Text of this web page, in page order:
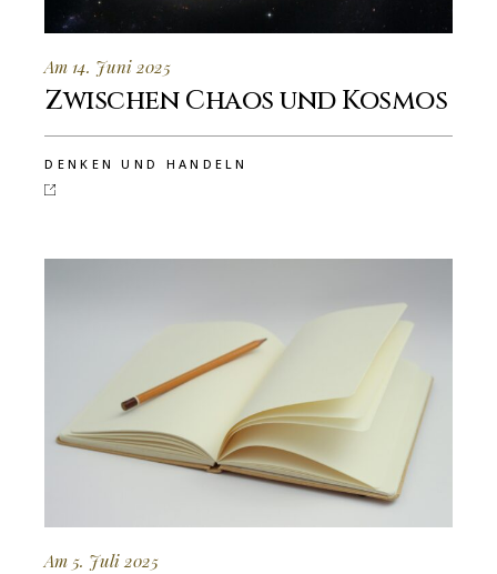
Am 14. Juni 2025
Zwischen Chaos und Kosmos
DENKEN UND HANDELN
Am 5. Juli 2025